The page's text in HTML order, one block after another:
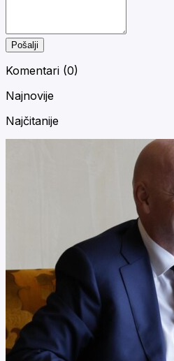
Pošalji
Komentari (0)
Najnovije
Najčitanije